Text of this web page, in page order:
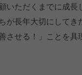
いただくまでに成
が長年大切にして
させる！」ことを